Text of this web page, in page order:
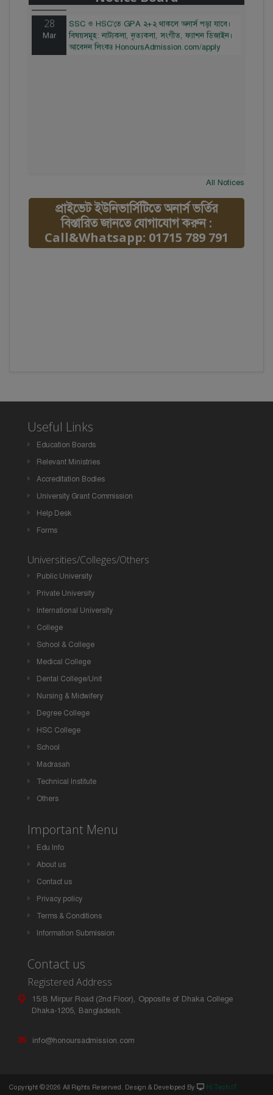
28
Mar
SSC ও HSC'তে GPA ২+২ থাকলে অনার্স পড়া যাবে।
বিষয়সমূহ: নাট্যকলা, নৃত্যকলা, সংগীত, ফ্যাশন ডিজাইন।
আবেদন লিংকঃ HonoursAdmission.com/apply
All Notices
প্রাইভেট ইউনিভার্সিটিতে অনার্স ভর্তির
বিস্তারিত জানতে যোগাযোগ করুন :
Call&Whatsapp: 01715 789 791
Useful Links
Education Boards
Relevant Ministries
Accreditation Bodies
University Grant Commission
Help Desk
Forms
Universities/Colleges/Others
Public University
Private University
International University
College
School & College
Medical College
Dental College/Unit
Nursing & Midwifery
Degree College
HSC College
School
Madrasah
Technical Institute
Others
Important Menu
Edu Info
About us
Contact us
Privacy policy
Terms & Conditions
Information Submission
Contact us
Registered Address
15/B Mirpur Road (2nd Floor), Opposite of Dhaka College
Dhaka-1205, Bangladesh.
info@honoursadmission.com
Copyright ©2026 All Rights Reserved. Design & Developed By Hi Tech IT